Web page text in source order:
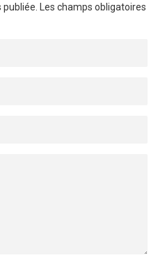
Les champs obligatoires